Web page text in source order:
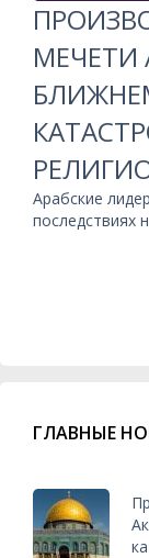
МЕЧЕТИ
Арабские
последствиях
ГЛАВНЫЕ